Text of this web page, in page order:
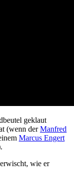
geklaut
(wenn derManfred
Marcus Engert
wie er